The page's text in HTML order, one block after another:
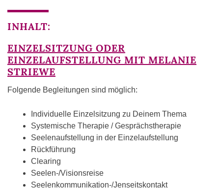
INHALT:
EINZELSITZUNG ODER
EINZELAUFSTELLUNG MIT MELANIE
STRIEWE
Folgende Begleitungen sind möglich:
Individuelle Einzelsitzung zu Deinem Thema
Systemische Therapie / Gesprächstherapie
Seelenaufstellung in der Einzelaufstellung
Rückführung
Clearing
Seelen-/Visionsreise
Seelenkommunikation-/Jenseitskontakt